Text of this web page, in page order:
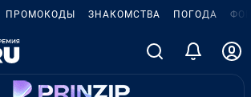
ПРОМОКОДЫ ЗНАКОМСТВА ПОГОДА